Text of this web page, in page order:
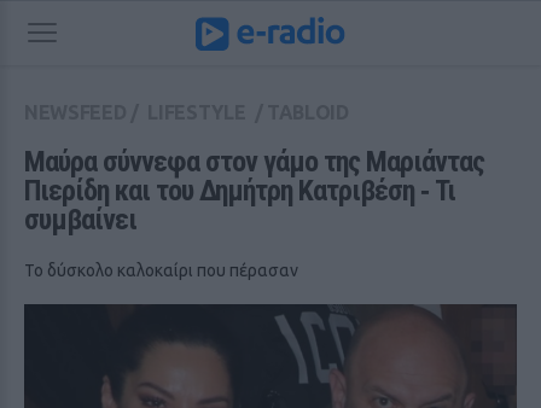
Μαύρα σύννεφα στον γάμο της Μαριάντας
Πιερίδη και του Δημήτρη Κατριβέση ‑ Τι
συμβαίνει
Το δύσκολο καλοκαίρι που πέρασαν